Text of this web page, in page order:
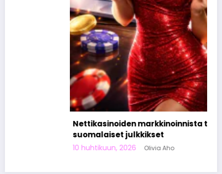
Nettikasinoiden markkinoinnista tunnetut
suomalaiset julkkikset
10 huhtikuun, 2026 Olivia Aho